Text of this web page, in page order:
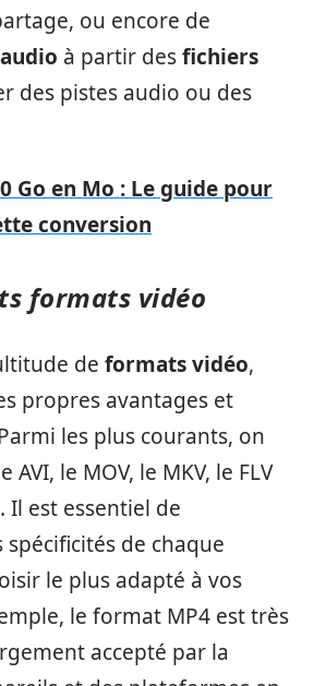
ou encore de
audio à partir desfichiers
des pistes audio ou des
Go en Mo : Le guide pour
conversion
formats vidéo
de formats vidéo,
propres avantages et
les plus courants, on
AVI, le MOV, le MKV, le FLV
Il est essentiel de
de chaque
le plus adapté à vos
le format MP4 est très
accepté par la